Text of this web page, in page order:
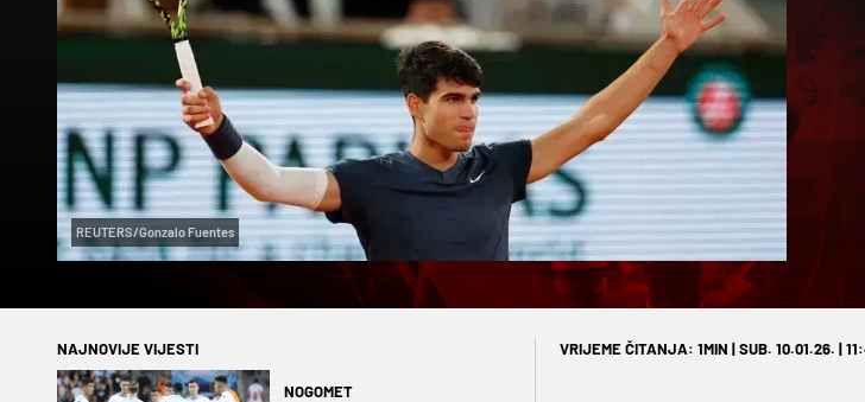
REUTERS/Gonzalo Fuentes
NAJNOVIJE VIJESTI
NOGOMET
VRIJEME ČITANJA: 1MIN | SUB. 10.01.26. |